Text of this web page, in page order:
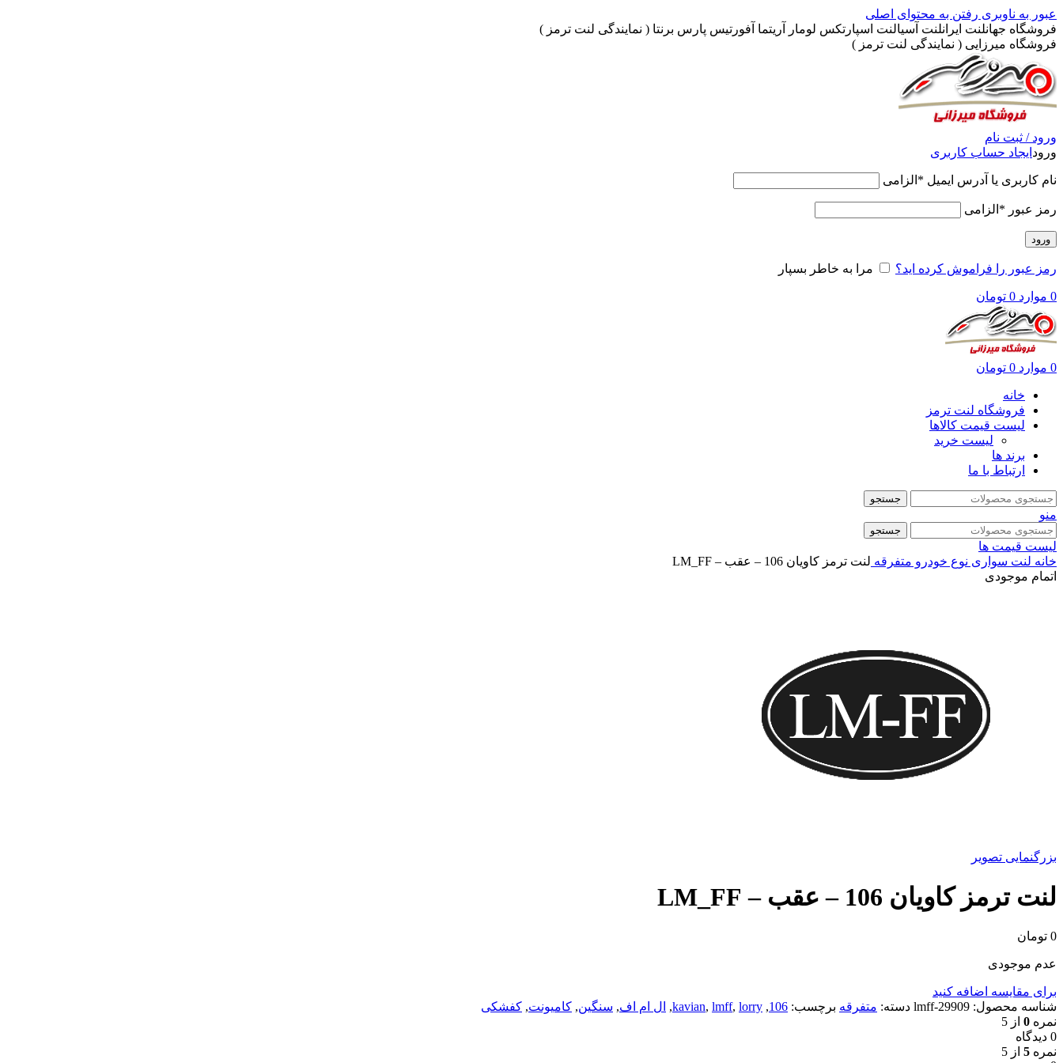
عبور به ناوبری رفتن به محتوای اصلی
فروشگاه جهانلنت ایرانلنت آسیالنت اسپارتکس لومار آریتما آفورتیس پارس برنتا ( نمایندگی لنت ترمز )
فروشگاه میرزایی ( نمایندگی لنت ترمز )
ورود / ثبت نام
ورود ایجاد حساب کاربری
نام کاربری یا آدرس ایمیل * الزامی
رمز عبور * الزامی
ورود
رمز عبور را فراموش کرده اید؟ مرا به خاطر بسپار
0 موارد 0 تومان
0 موارد 0 تومان
خانه
فروشگاه لنت ترمز
لیست قیمت کالاها
لیست خرید
برند ها
ارتباط با ما
جستجو
منو
جستجو
لیست قیمت ها
خانه لنت سواری نوع خودرو متفرقه لنت ترمز کاویان 106 – عقب – LM_FF
اتمام موجودی
بزرگنمایی تصویر
لنت ترمز کاویان 106 – عقب – LM_FF
0 تومان
عدم موجودی
برای مقایسه اضافه کنید
شناسه محصول: 29909-lmff دسته: متفرقه برچسب: 106
,
kavian, lmff, lorry
, ال ام اف, سنگین, کامیونت, کفشکی
نمره 0 از 5
0 دیدگاه
نمره 5 از 5